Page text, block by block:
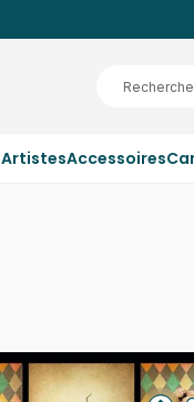
ArtistesAccessoires